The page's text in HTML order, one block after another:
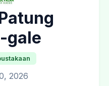
gale
2026